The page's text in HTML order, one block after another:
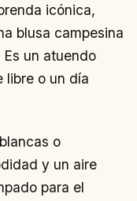
icónica,
blusa campesina
un atuendo
libre o un día
o
y un aire
para el